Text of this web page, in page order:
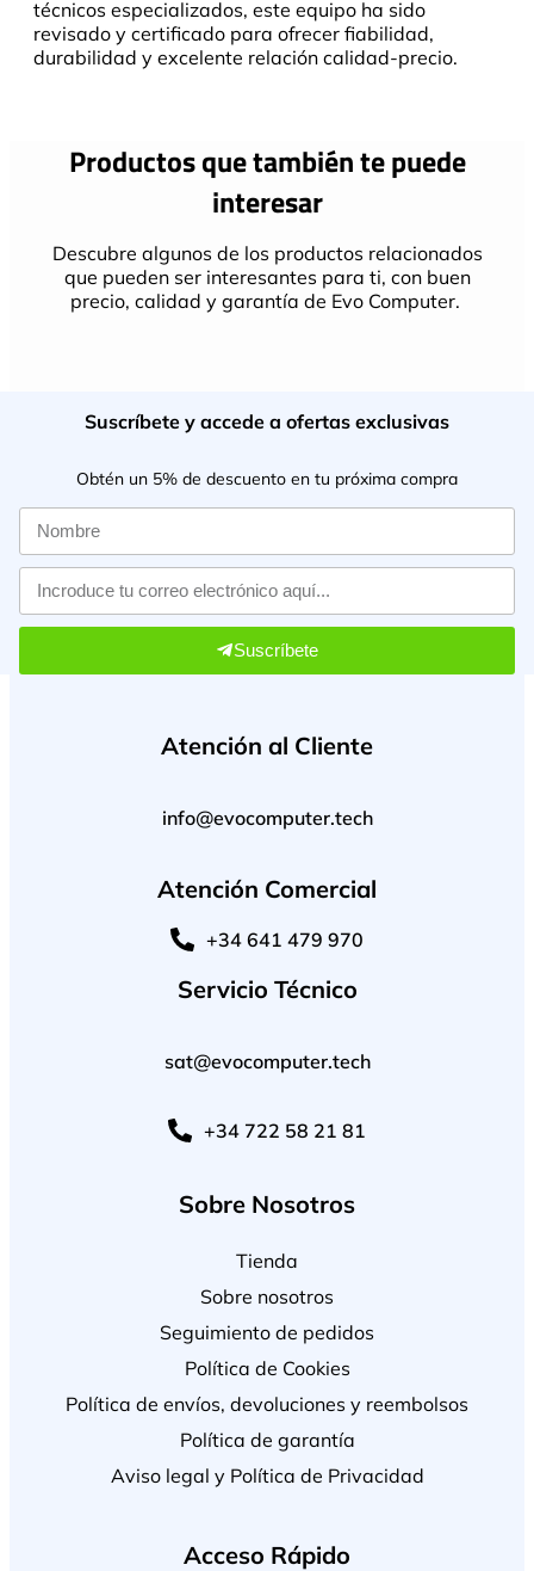
técnicos especializados, este equipo ha sido
revisado y certificado para ofrecer fiabilidad,
durabilidad y excelente relación calidad-precio.
Productos que también te puede
interesar
Descubre algunos de los productos relacionados
que pueden ser interesantes para ti, con buen
precio, calidad y garantía de Evo Computer.
Suscríbete y accede a ofertas exclusivas
Obtén un 5% de descuento en tu próxima compra
Suscríbete
Atención al Cliente
info@evocomputer.tech
Atención Comercial
+34 641 479 970
Servicio Técnico
sat@evocomputer.tech
+34 722 58 21 81
Sobre Nosotros
Tienda
Sobre nosotros
Seguimiento de pedidos
Política de Cookies
Política de envíos, devoluciones y reembolsos
Política de garantía
Aviso legal y Política de Privacidad
Acceso Rápido